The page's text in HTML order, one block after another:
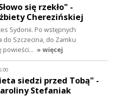
się rzekło" -
Cherezińskiej
Sydonii. Po wstępnych
do Szczecina, do Zamku
powieści… » więcej
siedzi przed Tobą" -
Stefaniak